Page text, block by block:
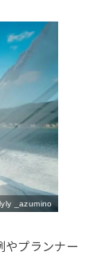
_azumino
やプランナー